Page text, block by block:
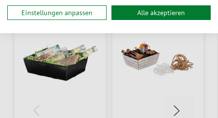
Einstellungen anpassen Alle akzeptieren